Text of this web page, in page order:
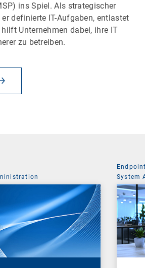
ins Spiel. Als strategischer
definierte IT-Aufgaben, entlastet
Unternehmen dabei, ihre IT
zu betreiben.
System